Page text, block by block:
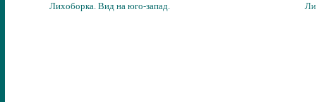
Лихоборка. Вид на юго-запад.